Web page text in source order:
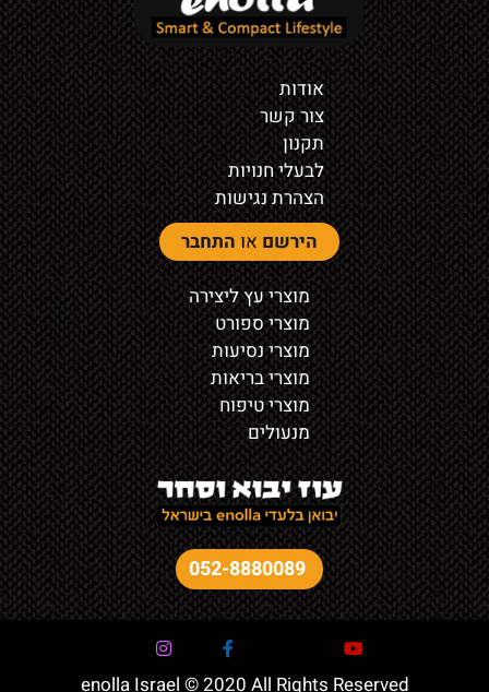
אודות
צור קשר
תקנון
לבעלי חנויות
הצהרת נגישות
הירשם או התחבר
מוצרי עץ ליצירה
מוצרי ספורט
מוצרי נסיעות
מוצרי בריאות
מוצרי טיפוח
מנעולים
052-8880089
enolla Israel © 2020 All Rights Reserved